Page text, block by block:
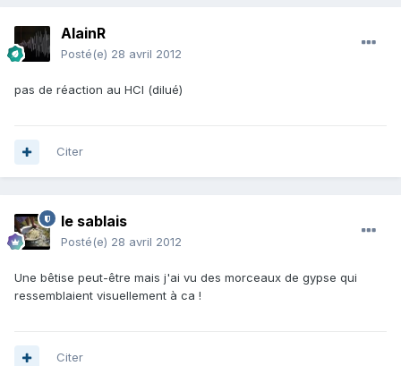
AlainR
Posté(e) 28 avril 2012
pas de réaction au HCl (dilué)
Citer
le sablais
Posté(e) 28 avril 2012
Une bêtise peut-être mais j'ai vu des morceaux de gypse qui
ressemblaient visuellement à ca !
Citer